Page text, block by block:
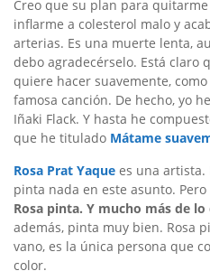
Creo que su plan para
inflarme a colesterol malo y
arterias. Es una muerte lenta,
debo agradecérselo. Está claro
quiere hacer suavemente,
famosa canción. De hecho, yo
Iñaki Flack. Y hasta he
que he titulado Mátame
Rosa Prat Yaque es una artista.
pinta nada en este asunto. Pero
Rosa pinta. Y mucho más de
además, pinta muy bien. Rosa
vano, es la única persona que
color.